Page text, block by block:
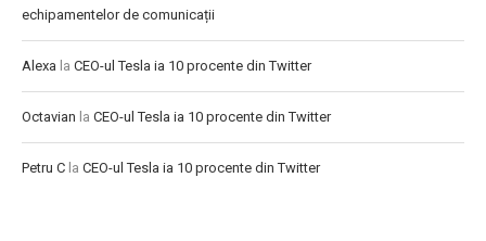
echipamentelor de comunicații
Alexa la CEO-ul Tesla ia 10 procente din Twitter
Octavian la CEO-ul Tesla ia 10 procente din Twitter
Petru C la CEO-ul Tesla ia 10 procente din Twitter